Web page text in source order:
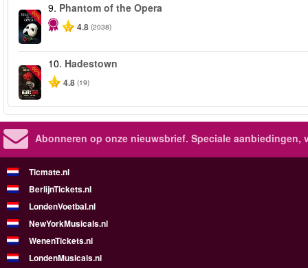
-20%
9. Phantom of the Opera
4.8 (2038)
-50%
10. Hadestown
4.8 (19)
Abonneren op onze nieuwsbrief. Speciale aanbiedingen,
Ticmate.nl
BerlijnTickets.nl
LondenVoetbal.nl
NewYorkMusicals.nl
WenenTickets.nl
LondenMusicals.nl